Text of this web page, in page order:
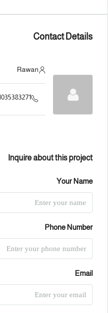
Contact Details
Rawan
Inquire about this project
Your Name
Phone Number
Email